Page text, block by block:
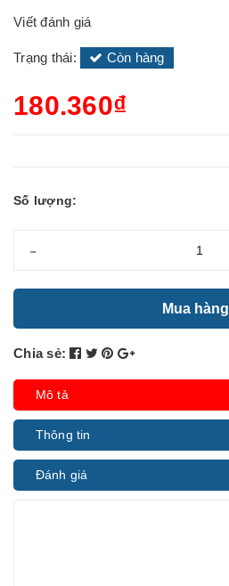
Viết đánh giá
Trạng thái: Còn hàng
180.360₫
Số lượng:
-
Mua hàng
Chia sẻ:
Mô tả
Thông tin
Đánh giá